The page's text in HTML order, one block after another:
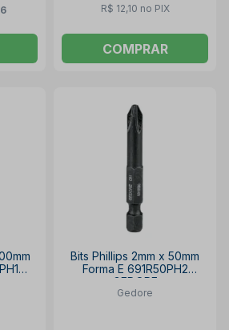
R$ 12,10 no PIX
COMPRAR
Bits Phillips 2mm x 50mm
Forma E 691R50PH2
GEDORE
Gedore